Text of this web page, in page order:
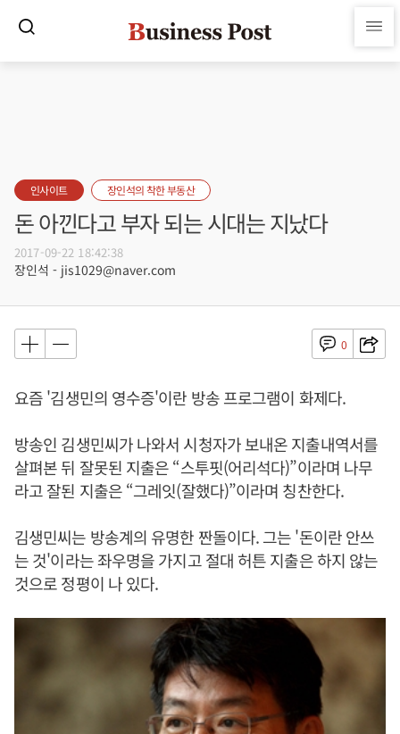
인사이트 장인석의 착한 부동산
돈 아낀다고 부자 되는 시대는 지났다
2017-09-22 18:42:38
장인석 - jis1029@naver.com
0
요즘 '김생민의 영수증'이란 방송 프로그램이 화제다.
방송인 김생민씨가 나와서 시청자가 보내온 지출내역서를
살펴본 뒤 잘못된 지출은 “스투핏(어리석다)”이라며 나무
라고 잘된 지출은 “그레잇(잘했다)”이라며 칭찬한다.
김생민씨는 방송계의 유명한 짠돌이다. 그는 '돈이란 안쓰
는 것'이라는 좌우명을 가지고 절대 허튼 지출은 하지 않는
것으로 정평이 나 있다.